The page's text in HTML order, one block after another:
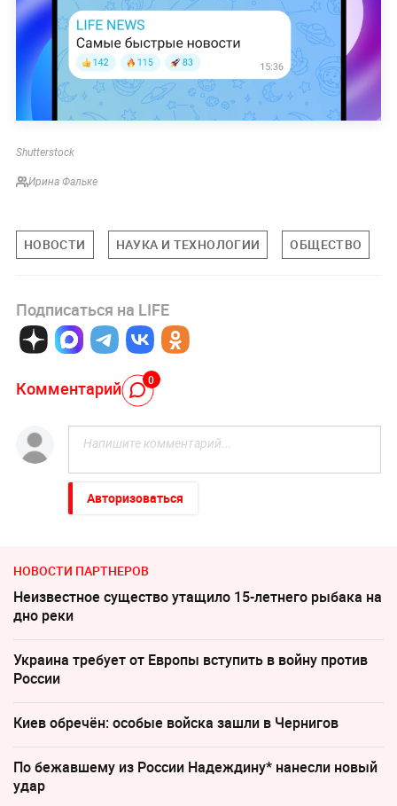
Shutterstock
Ирина Фальке
НОВОСТИ НАУКА И ТЕХНОЛОГИИ ОБЩЕСТВО
Подписаться на LIFE
Комментарий 0
Авторизоваться
НОВОСТИ ПАРТНЕРОВ
Неизвестное существо утащило 15-летнего рыбака на
дно реки
Украина требует от Европы вступить в войну против
России
Киев обречён: особые войска зашли в Чернигов
По бежавшему из России Надеждину* нанесли новый
удар